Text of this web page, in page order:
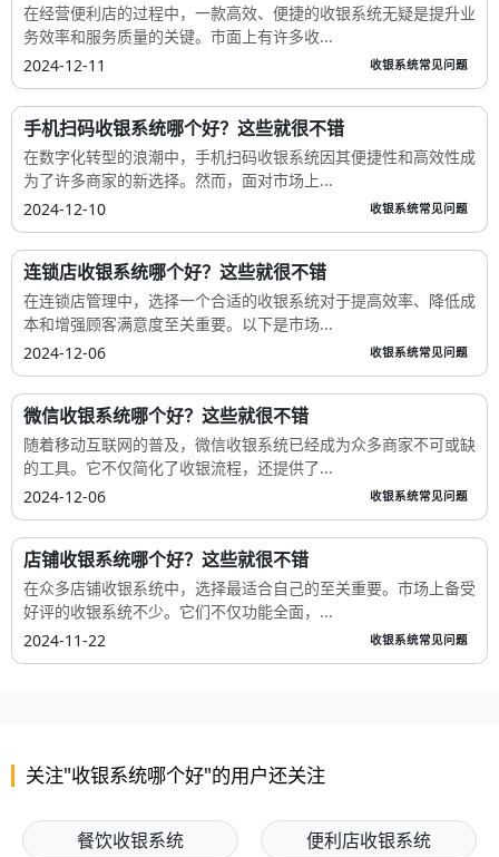
在经营便利店的过程中，一款高效、便捷的收银系统无疑是提升业
务效率和服务质量的关键。市面上有许多收...
2024-12-11
收银系统常见问题
手机扫码收银系统哪个好？这些就很不错
在数字化转型的浪潮中，手机扫码收银系统因其便捷性和高效性成
为了许多商家的新选择。然而，面对市场上...
2024-12-10
收银系统常见问题
连锁店收银系统哪个好？这些就很不错
在连锁店管理中，选择一个合适的收银系统对于提高效率、降低成
本和增强顾客满意度至关重要。以下是市场...
2024-12-06
收银系统常见问题
微信收银系统哪个好？这些就很不错
随着移动互联网的普及，微信收银系统已经成为众多商家不可或缺
的工具。它不仅简化了收银流程，还提供了...
2024-12-06
收银系统常见问题
店铺收银系统哪个好？这些就很不错
在众多店铺收银系统中，选择最适合自己的至关重要。市场上备受
好评的收银系统不少。它们不仅功能全面，...
2024-11-22
收银系统常见问题
关注"收银系统哪个好"的用户还关注
餐饮收银系统 便利店收银系统